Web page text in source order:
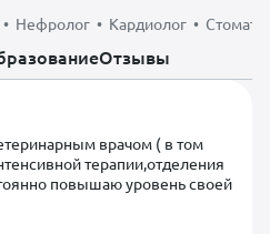
• Нефролог • Кардиолог •
Отзывы
врачом ( в том
терапии,отделения
повышаю уровень своей